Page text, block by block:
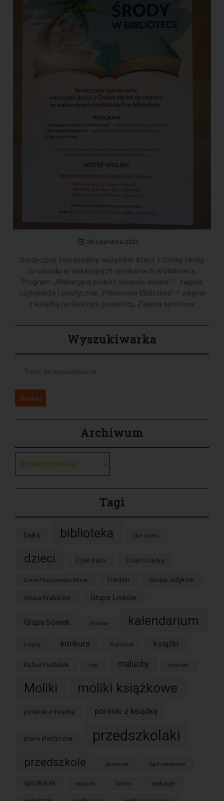
29 czerwca 2021
Serdecznie zapraszamy wszystkie dzieci z Gminy Herby
do udziału w wakacyjnych spotkaniach w bibliotece.
Program: „Wakacyjna podróż dookoła świata” – zajęcia
czytelnicze i plastyczne, „Plenerowa Biblioteka” – zajęcia
z książką na świeżym powietrzu, Zajęcia sportowe
Wyszukiwarka
Szukaj
Archiwum
Tagi
bajka biblioteka dla dzieci
dzieci Dzień Babci Dzień Dziadka
Dzień Pluszowego Misia Franklin Grupa Jeżyków
Grupa Krabików Grupa Lisków
Grupa Sówek historia kalendarium
kolędy konkurs Kryminał książki
Kubuś Puchatek luty maluchy marzec
Moliki moliki książkowe
poranek z książką poranki z książką
praca plastyczna przedszkolaki
przedszkole przyroda rajd rowerowy
spotkanie styczeń Tolkien wakacje